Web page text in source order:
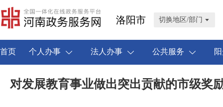
洛阳市 切换地区/部门
首页 个人办事 法人办事 公共服务
对发展教育事业做出突出贡献的市级奖